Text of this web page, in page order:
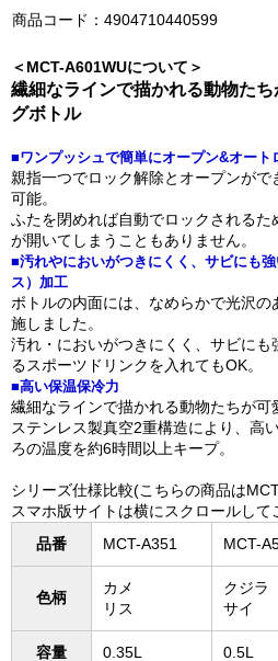
商品コード：4904710440599
＜MCT-A601WUについて＞
繊細なラインで描かれる動物た
グボトル
■ワンプッシュで簡単にオープン&オート
親指一つでロック解除とオープンが
可能。
ふたを閉めれば自動でロックされる
が開いてしまうこともありません。
■汚れやにおいがつきにくく、サビにも
ス）加工
ボトルの内面には、なめらかで光沢
施しました。
汚れ・においがつきにくく、サビに
るスポーツドリンクを入れてもOK。
■高い保温保冷力
繊細なラインで描かれる動物たちが
ステンレス製真空2重構造により、高
ろの温度を約6時間以上キープ。
シリーズ仕様比較(こちらの商品は
スマホ版サイトは横にスクロールして
品番
MCT-A351 MCT-
色柄
カメ
リス
クジラ
サイ
容量 0.35L 0.5L